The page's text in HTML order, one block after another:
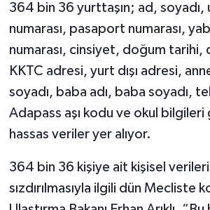
364 bin 36 yurttaşın; ad, soyadı,
numarası, pasaport numarası,
numarası, cinsiyet, doğum tarihi,
KKTC adresi, yurt dışı adresi,
soyadı, baba adı, baba soyadı,
Adapass aşı kodu ve okul
hassas veriler yer alıyor.
364 bin 36 kişiye ait kişisel
sızdırılmasıyla ilgili dün Mecliste